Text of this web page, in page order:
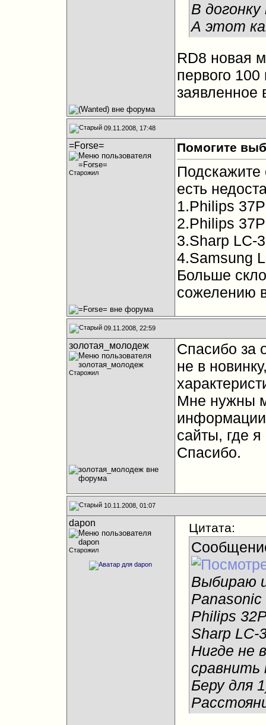
В догонку
А этот
RD8 новая
первого
заявленное
09.11.2008, 17:48
=Forse=
Старожил
Помогите
Подскажите
есть
1.Philips
2.Philips
3.Sharp LC-
4.Samsung
Больше
сожелению
09.11.2008, 22:59
золотая_молодеж
Старожил
Спасибо за
не в
Мне нужны
сайты, где
Спасибо.
10.11.2008, 01:07
dapon
Старожил
Цитата:
Выбираю
Panasonic
Philips
Sharp LC-
Нигде не
сравнить
Беру для